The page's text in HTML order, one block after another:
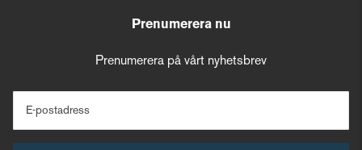
Prenumerera nu
Prenumerera på vårt nyhetsbrev
E-postadress